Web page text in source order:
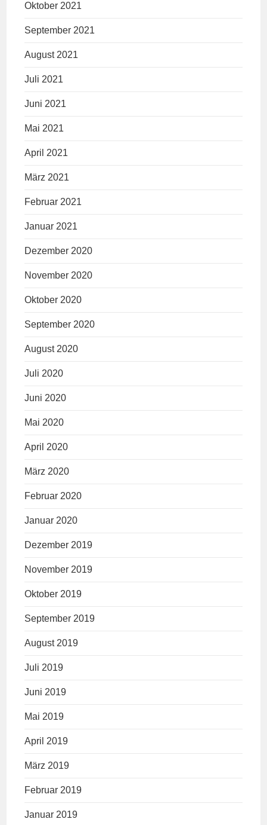
Oktober 2021
September 2021
August 2021
Juli 2021
Juni 2021
Mai 2021
April 2021
März 2021
Februar 2021
Januar 2021
Dezember 2020
November 2020
Oktober 2020
September 2020
August 2020
Juli 2020
Juni 2020
Mai 2020
April 2020
März 2020
Februar 2020
Januar 2020
Dezember 2019
November 2019
Oktober 2019
September 2019
August 2019
Juli 2019
Juni 2019
Mai 2019
April 2019
März 2019
Februar 2019
Januar 2019